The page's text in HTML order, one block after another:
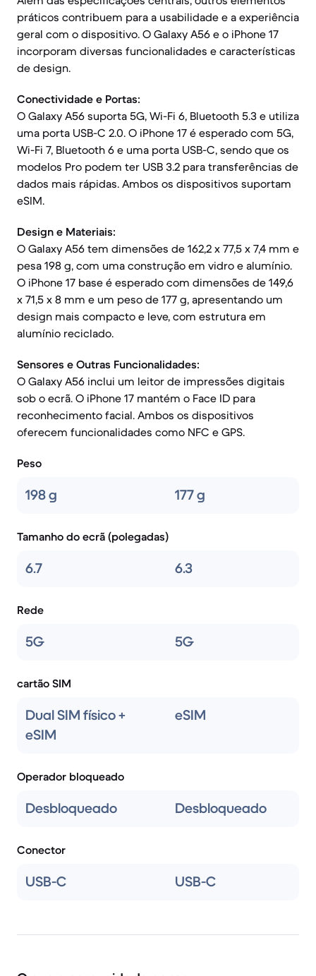
práticos contribuem para a usabilidade e a experiência
geral com o dispositivo. O Galaxy A56 e o iPhone 17
incorporam diversas funcionalidades e características
de design.
Conectividade e Portas:
O Galaxy A56 suporta 5G, Wi-Fi 6, Bluetooth 5.3 e utiliza
uma porta USB-C 2.0. O iPhone 17 é esperado com 5G,
Wi-Fi 7, Bluetooth 6 e uma porta USB-C, sendo que os
modelos Pro podem ter USB 3.2 para transferências de
dados mais rápidas. Ambos os dispositivos suportam
eSIM.
Design e Materiais:
O Galaxy A56 tem dimensões de 162,2 x 77,5 x 7,4 mm e
pesa 198 g, com uma construção em vidro e alumínio.
O iPhone 17 base é esperado com dimensões de 149,6
x 71,5 x 8 mm e um peso de 177 g, apresentando um
design mais compacto e leve, com estrutura em
alumínio reciclado.
Sensores e Outras Funcionalidades:
O Galaxy A56 inclui um leitor de impressões digitais
sob o ecrã. O iPhone 17 mantém o Face ID para
reconhecimento facial. Ambos os dispositivos
oferecem funcionalidades como NFC e GPS.
Peso
198 g 177 g
Tamanho do ecrã (polegadas)
6.7 6.3
Rede
5G 5G
cartão SIM
Dual SIM físico +
eSIM
eSIM
Operador bloqueado
Desbloqueado Desbloqueado
Conector
USB-C USB-C